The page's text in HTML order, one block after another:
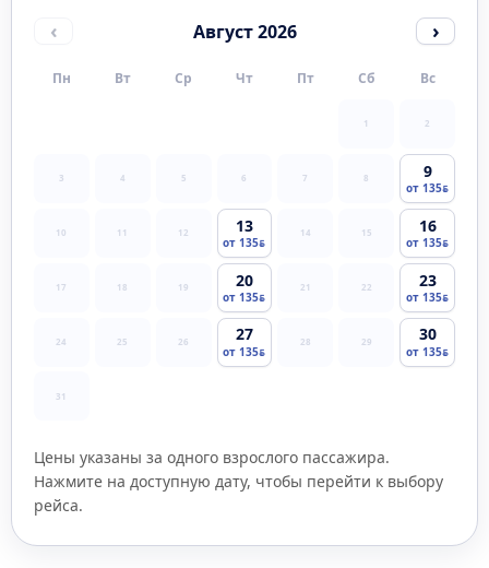
‹ Август 2026 ›
Пн Вт Ср Чт Пт Сб Вс
1 2
3 4 5 6 7 8 9
от 135
10 11 12 13
от 135
14 15 16
от 135
17 18 19 20
от 135
21 22 23
от 135
24 25 26 27
от 135
28 29 30
от 135
31
Цены указаны за одного взрослого пассажира.
Нажмите на доступную дату, чтобы перейти к выбору
рейса.